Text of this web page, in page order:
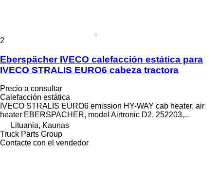
2
Eberspächer IVECO calefacción estática para
IVECO STRALIS EURO6 cabeza tractora
Precio a consultar
Calefacción estática
IVECO STRALIS EURO6 emission HY-WAY cab heater, air
heater EBERSPACHER, model Airtronic D2, 252203,...
Lituania, Kaunas
Truck Parts Group
Contacte con el vendedor